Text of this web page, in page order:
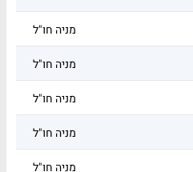
מניה חו"ל
מניה חו"ל
מניה חו"ל
מניה חו"ל
מניה חו"ל